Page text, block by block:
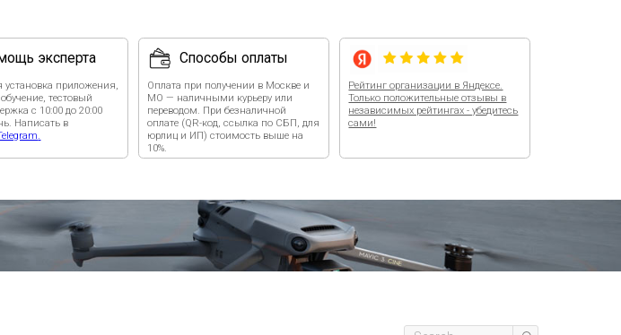
оплате (QR-код, ссылка по СБП, для
юрлиц и ИП) стоимость выше на
10%.
сами!